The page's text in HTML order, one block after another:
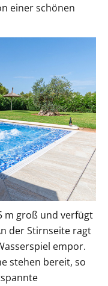
einer schönen
m groß und verfügt
der Stirnseite ragt
empor.
stehen bereit, so